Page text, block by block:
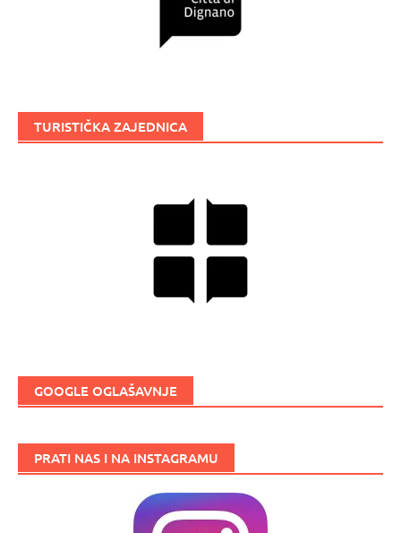
TURISTIČKA ZAJEDNICA
GOOGLE OGLAŠAVNJE
PRATI NAS I NA INSTAGRAMU